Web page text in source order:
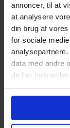
annoncer, til at
at analysere
din brug af
for sociale
data med andre
de har indsamlet
at leve op til et
Krop og
Værket kan
temaer som
om værket kan
fokus på
”det gode
Diskuter evt.,
menneskets